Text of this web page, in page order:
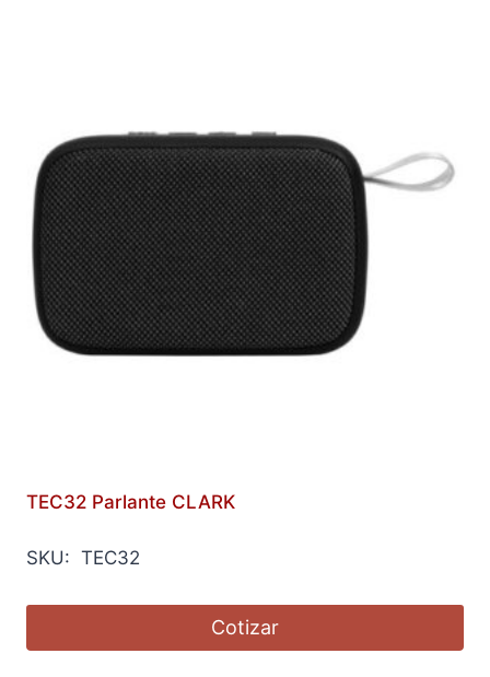
TEC32 Parlante CLARK
SKU: TEC32
Cotizar